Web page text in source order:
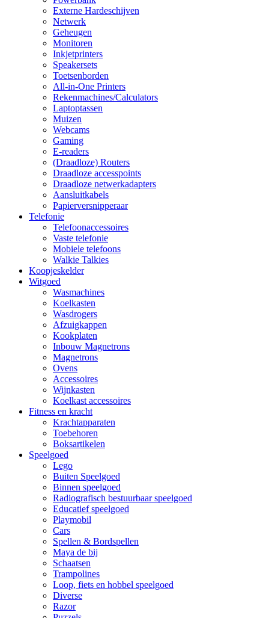
Externe Hardeschijven
Netwerk
Geheugen
Monitoren
Inkjetprinters
Speakersets
Toetsenborden
All-in-One Printers
Rekenmachines/Calculators
Laptoptassen
Muizen
Webcams
Gaming
E-readers
(Draadloze) Routers
Draadloze accesspoints
Draadloze netwerkadapters
Aansluitkabels
Papierversnipperaar
Telefonie
Telefoonaccessoires
Vaste telefonie
Mobiele telefoons
Walkie Talkies
Koopjeskelder
Witgoed
Wasmachines
Koelkasten
Wasdrogers
Afzuigkappen
Kookplaten
Inbouw Magnetrons
Magnetrons
Ovens
Accessoires
Wijnkasten
Koelkast accessoires
Fitness en kracht
Krachtapparaten
Toebehoren
Boksartikelen
Speelgoed
Lego
Buiten Speelgoed
Binnen speelgoed
Radiografisch bestuurbaar speelgoed
Educatief speelgoed
Playmobil
Cars
Spellen & Bordspellen
Maya de bij
Schaatsen
Trampolines
Loop, fiets en hobbel speelgoed
Diverse
Razor